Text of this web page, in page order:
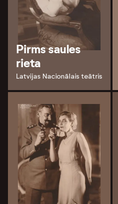
Pirms saules
rieta
Latvijas Nacionālais teātris